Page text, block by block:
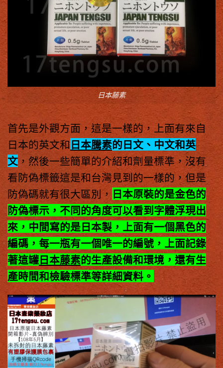
日本藤素
首先是外觀方面，這是一樣的，上面有來自
日本的英文和日本騰素的日文、中文和英
文 ，然後一些簡單的介紹和劑量標準，沒有
看防偽標籤這是和台灣見到的一樣的，但是
防偽碼就有很大區別， 日本原裝的是金色的
防偽標示，不同的角度可以看到字體浮現出
來，中間寫的是日本製，上面有一個黑色的
編碼，每一瓶有一個唯一的編號，上面記錄
著這罐日本藤素的生產設備和環境，還有生
產時間和檢驗標準等詳細資料。